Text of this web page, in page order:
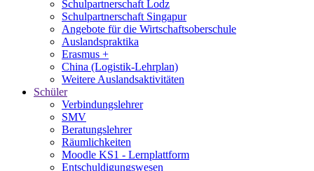
Schulpartnerschaft Lodz
Schulpartnerschaft Singapur
Angebote für die Wirtschaftsoberschule
Auslandspraktika
Erasmus +
China (Logistik-Lehrplan)
Weitere Auslandsaktivitäten
Schüler
Verbindungslehrer
SMV
Beratungslehrer
Räumlichkeiten
Moodle KS1 - Lernplattform
Entschuldigungswesen